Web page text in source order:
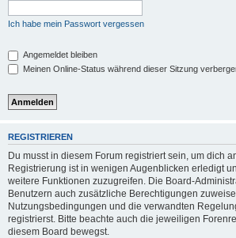
Ich habe mein Passwort vergessen
Angemeldet bleiben
Meinen Online-Status während dieser Sitzung
REGISTRIEREN
Du musst in diesem Forum registriert sein, um dich
Registrierung ist in wenigen Augenblicken erledigt
weitere Funktionen zuzugreifen. Die Board-
Benutzern auch zusätzliche Berechtigungen
Nutzungsbedingungen und die verwandten
registrierst. Bitte beachte auch die jeweiligen
diesem Board bewegst.